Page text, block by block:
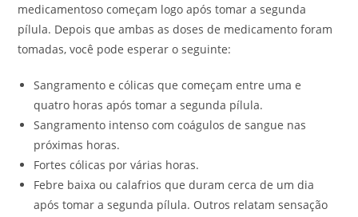
medicamentoso começam logo após tomar a segunda
pílula. Depois que ambas as doses de medicamento foram
tomadas, você pode esperar o seguinte:
Sangramento e cólicas que começam entre uma e
quatro horas após tomar a segunda pílula.
Sangramento intenso com coágulos de sangue nas
próximas horas.
Fortes cólicas por várias horas.
Febre baixa ou calafrios que duram cerca de um dia
após tomar a segunda pílula. Outros relatam sensação